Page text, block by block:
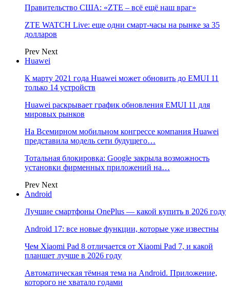
Правительство США: «ZTE – всё ещё наш враг»
ZTE WATCH Live: еще одни смарт-часы на рынке за 35
долларов
Prev Next
Huawei
К марту 2021 года Huawei может обновить до EMUI 11
только 14 устройств
Huawei раскрывает график обновления EMUI 11 для
мировых рынков
На Всемирном мобильном конгрессе компания Huawei
представила модель сети будущего…
Тотальная блокировка: Google закрыла возможность
установки фирменных приложений на…
Prev Next
Android
Лучшие смартфоны OnePlus — какой купить в 2026 году
Android 17: все новые функции, которые уже известны
Чем Xiaomi Pad 8 отличается от Xiaomi Pad 7, и какой
планшет лучше в 2026 году
Автоматическая тёмная тема на Android. Приложение,
которого не хватало годами